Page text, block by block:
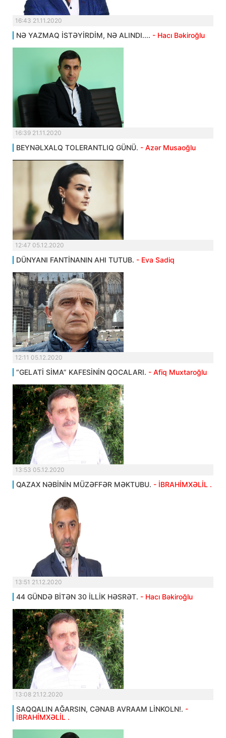
16:43 21.11.2020
NƏ YAZMAQ İSTƏYİRDİM, NƏ ALINDI.... - Hacı Bəkiroğlu
16:39 21.11.2020
BEYNƏLXALQ TOLERANTLIQ GÜNÜ. - Azər Musaoğlu
12:47 05.12.2020
DÜNYANI FANTİNANIN AHI TUTUB. - Eva Sadiq
12:11 05.12.2020
“GELATİ SİMA” KAFESİNİN QOCALARI. - Afiq Muxtaroğlu
13:53 05.12.2020
QAZAX NƏBİNİN MÜZƏFFƏR MƏKTUBU. - İBRAHİMXƏLİL .
13:51 21.12.2020
44 GÜNDƏ BİTƏN 30 İLLİK HƏSRƏT. - Hacı Bəkiroğlu
13:08 21.12.2020
SAQQALIN AĞARSIN, CƏNAB AVRAAM LİNKOLN!. -
İBRAHİMXƏLİL .